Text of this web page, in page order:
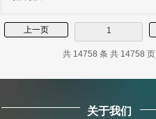
上一页 1
共 14758 条 共 14758 页
关于我们